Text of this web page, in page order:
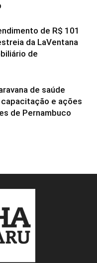
de R$ 101
da LaVentana
de
de saúde
e ações
de Pernambuco